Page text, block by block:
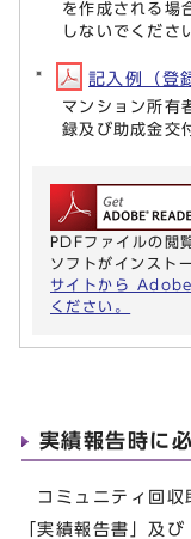
を作成される場
しないでくださ
記入例（登
マンション所有
録及び助成金交
PDFファイルの
ソフトがインスト
サイトから
ください。
実績報告時に
コミュニティ回収
「実績報告書」及